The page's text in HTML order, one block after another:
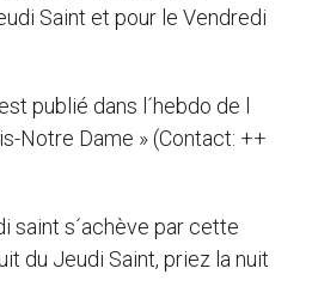
Saint et pour le Vendredi
publié dans l´hebdo de l
Notre Dame » (Contact: ++
saint s´achève par cette
du Jeudi Saint, priez la nuit